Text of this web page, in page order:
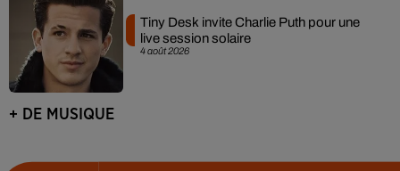
4 août 2026
Tiny Desk invite Charlie Puth pour une
live session solaire
+ DE MUSIQUE